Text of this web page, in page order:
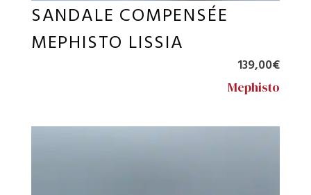
SANDALE COMPENSÉE
MEPHISTO LISSIA
139,00€
Mephisto